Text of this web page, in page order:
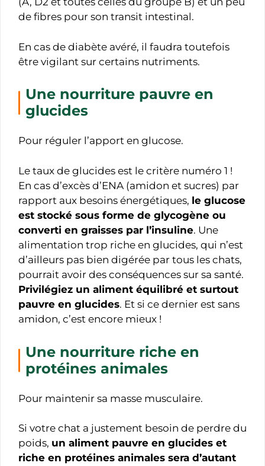
de fibres pour son transit intestinal.
En cas de diabète avéré, il faudra toutefois
être vigilant sur certains nutriments.
Une nourriture pauvre en
glucides
Pour réguler l’apport en glucose.
Le taux de glucides est le critère numéro 1 !
En cas d’excès d’ENA (amidon et sucres) par
rapport aux besoins énergétiques, le glucose
est stocké sous forme de glycogène ou
converti en graisses par l’insuline. Une
alimentation trop riche en glucides, qui n’est
d’ailleurs pas bien digérée par tous les chats,
pourrait avoir des conséquences sur sa santé.
Privilégiez un aliment équilibré et surtout
pauvre en glucides. Et si ce dernier est sans
amidon, c’est encore mieux !
Une nourriture riche en
protéines animales
Pour maintenir sa masse musculaire.
Si votre chat a justement besoin de perdre du
poids, un aliment pauvre en glucides et
riche en protéines animales sera d’autant